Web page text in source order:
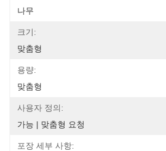
나무
크기:
맞춤형
용량:
맞춤형
사용자 정의:
가능 | 맞춤형 요청
포장 세부 사항: